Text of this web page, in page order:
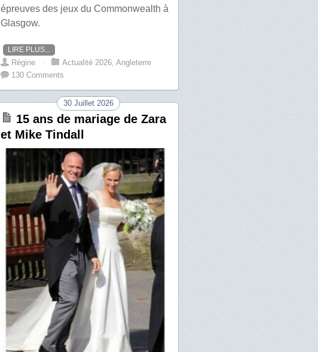
épreuves des jeux du Commonwealth à
Glasgow.
LIRE PLUS...
Régine ⋅ Actualité 2026 Angleterre
130 Comments
30 Juillet 2026
15 ans de mariage de Zara
et Mike Tindall